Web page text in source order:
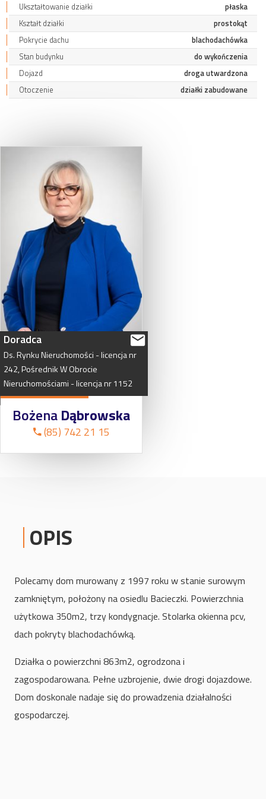
Ukształtowanie działki
płaska
Kształt działki
prostokąt
Pokrycie dachu
blachodachówka
Stan budynku
do wykończenia
Dojazd
droga utwardzona
Otoczenie
działki zabudowane
Doradca
Ds.RynkuNieruchomości -licencjanr
242,PośrednikWObrocie
Nieruchomościami -licencjanr1152
BożenaDąbrowska
(85) 742 21 15
OPIS
Polecamy dom murowany z 1997 roku w stanie surowym
zamkniętym, położony na osiedlu Bacieczki. Powierzchnia
użytkowa 350m2, trzy kondygnacje. Stolarka okienna pcv,
dach pokryty blachodachówką.
Działka o powierzchni 863m2, ogrodzona i
zagospodarowana. Pełne uzbrojenie, dwie drogi dojazdowe.
Dom doskonale nadaje się do prowadzenia działalności
gospodarczej.